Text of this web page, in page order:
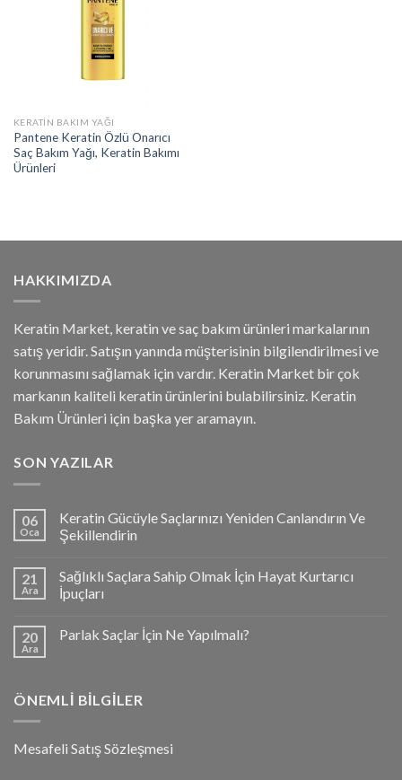
KERATIN BAKIM YAĞI
Pantene Keratin Özlü Onarıcı
Saç Bakım Yağı, Keratin Bakımı
Ürünleri
HAKKIMIZDA
Keratin Market, keratin ve saç bakım ürünleri markalarının
satış yeridir. Satışın yanında müşterisinin bilgilendirilmesi ve
korunmasını sağlamak için vardır. Keratin Market bir çok
markanın kaliteli keratin ürünlerini bulabilirsiniz. Keratin
Bakım Ürünleri için başka yer aramayın.
SON YAZILAR
06
Oca
Keratin Gücüyle Saçlarınızı Yeniden Canlandırın Ve
Şekillendirin
21
Ara
Sağlıklı Saçlara Sahip Olmak İçin Hayat Kurtarıcı
İpuçları
20
Ara
Parlak Saçlar İçin Ne Yapılmalı?
ÖNEMLI BILGILER
Mesafeli Satış Sözleşmesi